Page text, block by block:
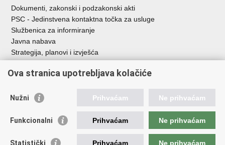
Dokumenti, zakonski i podzakonski akti
PSC - Jedinstvena kontaktna točka za usluge
Službenica za informiranje
Javna nabava
Strategija, planovi i izvješća
Korisne poveznice
Vlada RH
Ova stranica upotrebljava kolačiće
Nužni Prihvaćam Ne prihvaćam
Funkcionalni Prihvaćam Ne prihvaćam
Statistički Prihvaćam Ne prihvaćam